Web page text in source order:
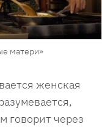
матери»
женская
говорит через